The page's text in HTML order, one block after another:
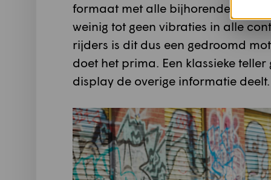
formaat met alle bijhorende eisen
weinig tot geen vibraties in alle
rijders is dit dus een gedroomd
doet het prima. Een klassieke
display de overige informatie deelt.